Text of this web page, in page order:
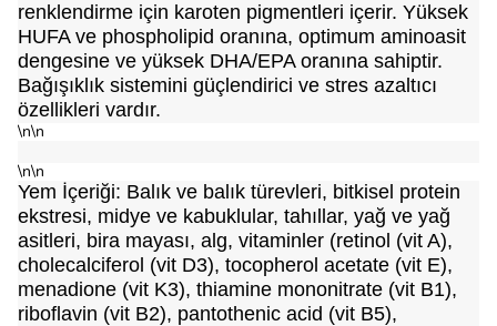
renklendirme için karoten pigmentleri içerir. Yüksek
HUFA ve phospholipid oranına, optimum aminoasit
dengesine ve yüksek DHA/EPA oranına sahiptir.
Bağışıklık sistemini güçlendirici ve stres azaltıcı
özellikleri vardır.
\n\n
\n\n
Yem İçeriği: Balık ve balık türevleri, bitkisel protein
ekstresi, midye ve kabuklular, tahıllar, yağ ve yağ
asitleri, bira mayası, alg, vitaminler (retinol (vit A),
cholecalciferol (vit D3), tocopherol acetate (vit E),
menadione (vit K3), thiamine mononitrate (vit B1),
riboflavin (vit B2), pantothenic acid (vit B5),